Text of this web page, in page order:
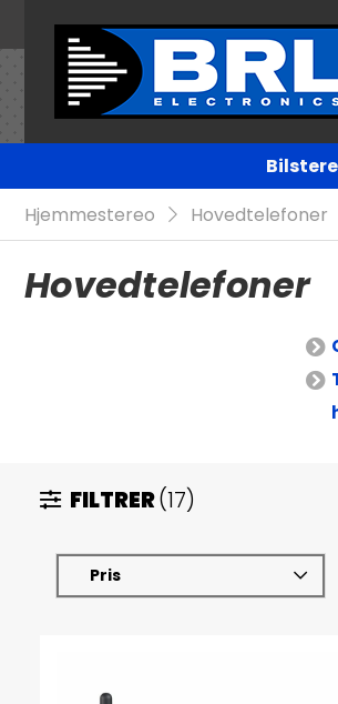
Hjemmestereo
Hovedtelefoner
Hovedtelefoner
FILTRER(17)
Pris